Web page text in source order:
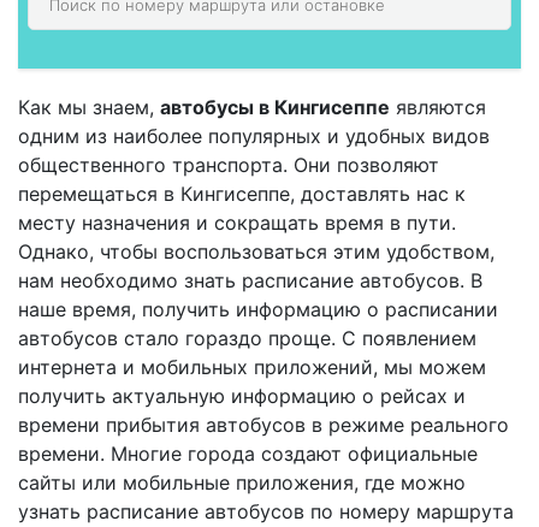
Как мы знаем, автобусы в Кингисеппе являются
одним из наиболее популярных и удобных видов
общественного транспорта. Они позволяют
перемещаться в Кингисеппе, доставлять нас к
месту назначения и сокращать время в пути.
Однако, чтобы воспользоваться этим удобством,
нам необходимо знать расписание автобусов. В
наше время, получить информацию о расписании
автобусов стало гораздо проще. С появлением
интернета и мобильных приложений, мы можем
получить актуальную информацию о рейсах и
времени прибытия автобусов в режиме реального
времени. Многие города создают официальные
сайты или мобильные приложения, где можно
узнать расписание автобусов по номеру маршрута